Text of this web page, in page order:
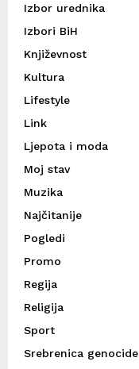
Izbor urednika
Izbori BiH
Književnost
Kultura
Lifestyle
Link
Ljepota i moda
Moj stav
Muzika
Najčitanije
Pogledi
Promo
Regija
Religija
Sport
Srebrenica genocide